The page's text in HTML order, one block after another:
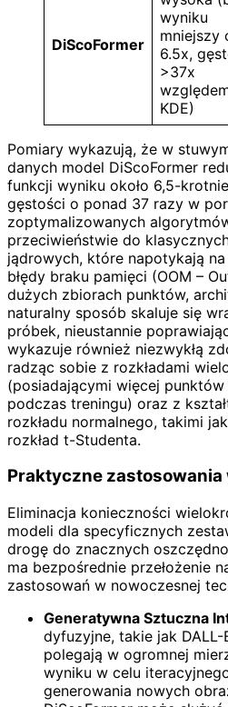
DiScoFormer
wyniku
mniejszy
6.5x,
>37x
KDE)
Pomiary wykazują, że w
danych model DiScoFormer
funkcji wyniku około 6,5-
gęstości o ponad 37 razy w
zoptymalizowanych
przeciwieństwie do
jądrowych, które napotykają
błędy braku pamięci (OOM –
dużych zbiorach punktów,
naturalny sposób skaluje się
próbek, nieustannie
wykazuje również niezwykłą
radząc sobie z rozkładami
(posiadającymi więcej
podczas treningu) oraz z
rozkładu normalnego, takimi
rozkład t-Studenta.
Praktyczne
Eliminacja konieczności
modeli dla specyficznych
drogę do znacznych
ma bezpośrednie przełożenie
zastosowań w nowoczesnej
Generatywna Sztuczna
dyfuzyjne, takie jak
polegają w ogromnej
wyniku w celu
generowania nowych